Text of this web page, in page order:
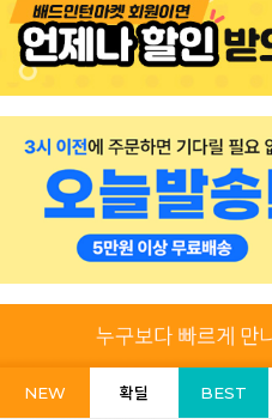
NEW 확딜 BEST